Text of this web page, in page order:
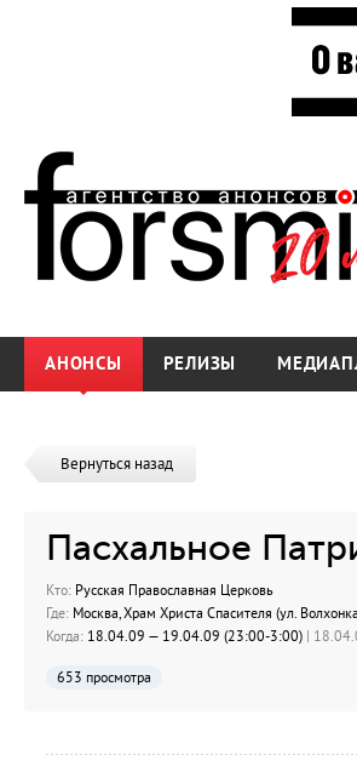
АНОНСЫ РЕЛИЗЫ
Вернуться назад
Пасхальное
Кто: Русская Православная Церковь
Где: Москва, Храм Христа Спасителя (ул.
Когда: 18.04.09 — 19.04.09 (23:00-3:00) |
653 просмотра